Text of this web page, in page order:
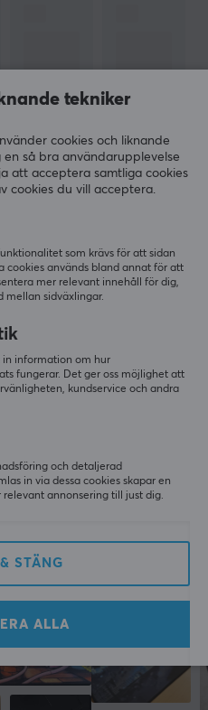
det gäller, då är Razer
MER
0%
0%
tekniker
cookies och liknande
så bra användarupplevelse
att acceptera samtliga cookies
cookies du vill acceptera.
som krävs för att sidan
cookies används bland annat för att
mer relevant innehåll för dig,
mellan sidväxlingar.
in information om hur
fungerar. Det ger oss möjlighet att
kundservice och andra
och detaljerad
in via dessa cookies skapar en
annonsering till just dig.
STÄNG
ALLA